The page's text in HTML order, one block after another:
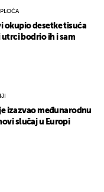
okupio desetke tisuća
bodrio ih i sam
izazvao međunarodnu
slučaj u Europi